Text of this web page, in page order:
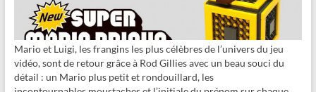
Mario et Luigi, les frangins les plus célèbres de l’univers du jeu
vidéo, sont de retour grâce à Rod Gillies avec un beau souci du
détail : un Mario plus petit et rondouillard, les